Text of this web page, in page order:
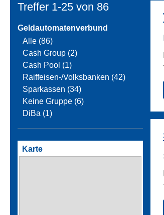
Treffer 1-25 von 86
Geldautomatenverbund
Alle (86)
Cash Group (2)
Cash Pool (1)
Raiffeisen-/Volksbanken (42)
Sparkassen (34)
Keine Gruppe (6)
DiBa (1)
Karte